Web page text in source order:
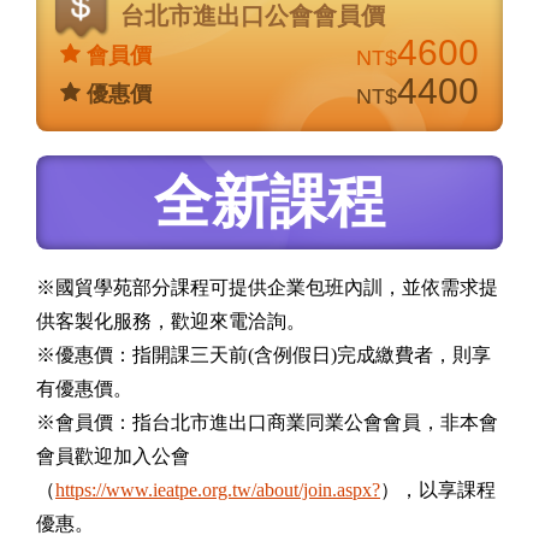
台北市進出口公會會員價
會員價 NT$4600
優惠價 NT$4400
全新課程
※國貿學苑部分課程可提供企業包班內訓，並依需求提
供客製化服務，歡迎來電洽詢。
※優惠價：指開課三天前(含例假日)完成繳費者，則享
有優惠價。
※會員價：指台北市進出口商業同業公會會員，非本會
會員歡迎加入公會
（https://www.ieatpe.org.tw/about/join.aspx?），以享課程
優惠。